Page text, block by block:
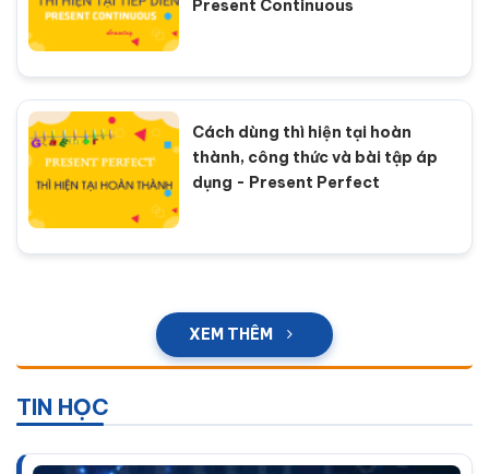
Present Continuous
Cách dùng thì hiện tại hoàn
thành, công thức và bài tập áp
dụng - Present Perfect
XEM THÊM
TIN HỌC